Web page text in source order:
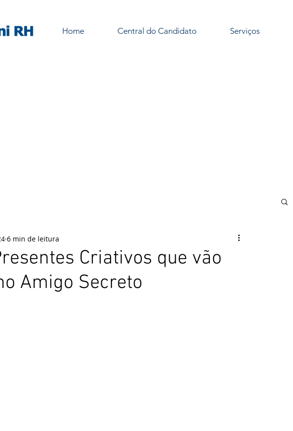
Home Central do Candidato Serviços
Criativos que vão
Amigo Secreto
6 min de leitura